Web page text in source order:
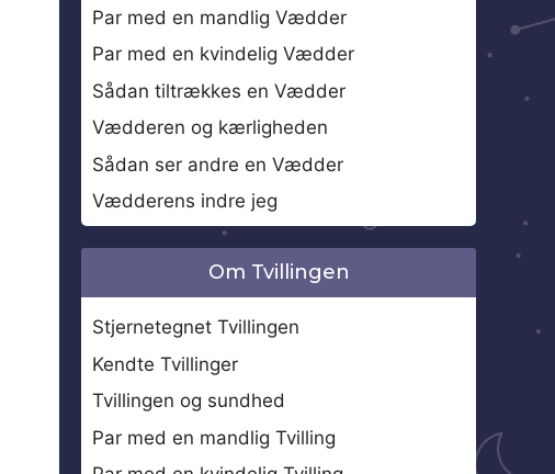
Par med en mandlig Vædder
Par med en kvindelig Vædder
Sådan tiltrækkes en Vædder
Vædderen og kærligheden
Sådan ser andre en Vædder
Vædderens indre jeg
Om Tvillingen
Stjernetegnet Tvillingen
Kendte Tvillinger
Tvillingen og sundhed
Par med en mandlig Tvilling